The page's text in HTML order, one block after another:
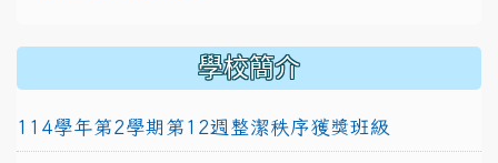
學校簡介
114學年第2學期第12週整潔秩序獲獎班級